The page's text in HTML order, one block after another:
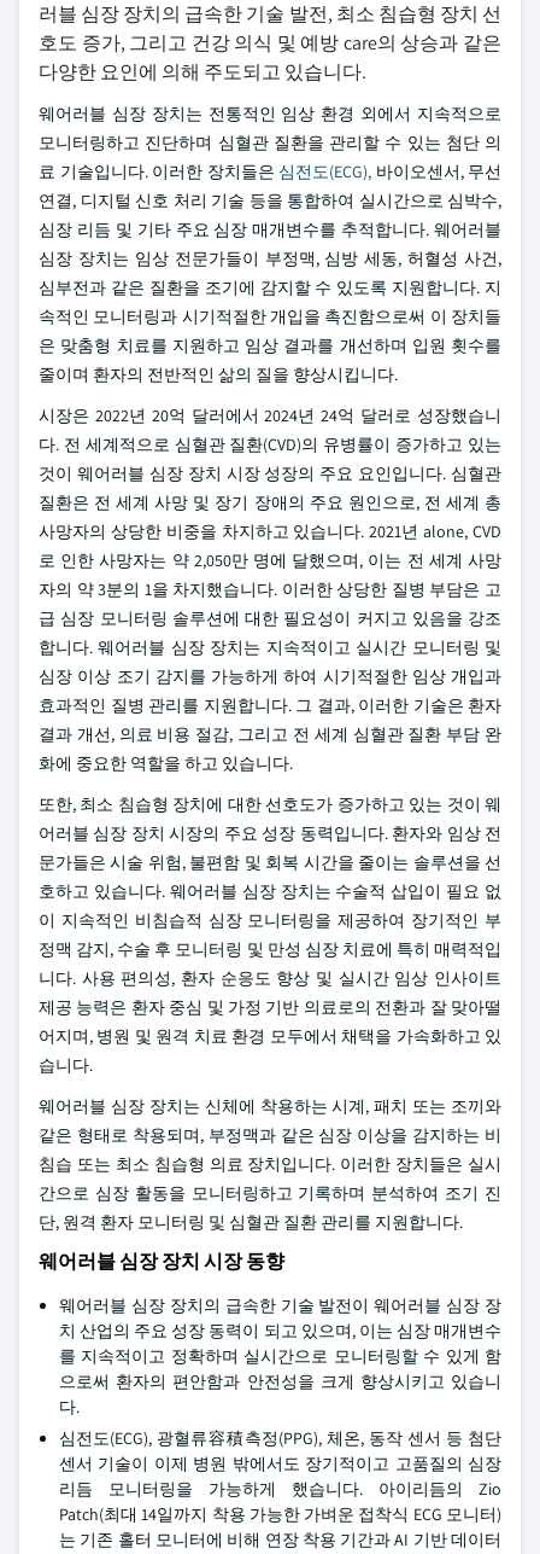
러블 심장 장치의 급속한 기술 발전, 최소 침습형 장치 선
호도 증가, 그리고 건강 의식 및 예방 care의 상승과 같은
다양한 요인에 의해 주도되고 있습니다.
웨어러블 심장 장치는 전통적인 임상 환경 외에서 지속적으로
모니터링하고 진단하며 심혈관 질환을 관리할 수 있는 첨단 의
료 기술입니다. 이러한 장치들은 심전도(ECG), 바이오센서, 무선
연결, 디지털 신호 처리 기술 등을 통합하여 실시간으로 심박수,
심장 리듬 및 기타 주요 심장 매개변수를 추적합니다. 웨어러블
심장 장치는 임상 전문가들이 부정맥, 심방 세동, 허혈성 사건,
심부전과 같은 질환을 조기에 감지할 수 있도록 지원합니다. 지
속적인 모니터링과 시기적절한 개입을 촉진함으로써 이 장치들
은 맞춤형 치료를 지원하고 임상 결과를 개선하며 입원 횟수를
줄이며 환자의 전반적인 삶의 질을 향상시킵니다.
시장은 2022년 20억 달러에서 2024년 24억 달러로 성장했습니
다. 전 세계적으로 심혈관 질환(CVD)의 유병률이 증가하고 있는
것이 웨어러블 심장 장치 시장 성장의 주요 요인입니다. 심혈관
질환은 전 세계 사망 및 장기 장애의 주요 원인으로, 전 세계 총
사망자의 상당한 비중을 차지하고 있습니다. 2021년 alone, CVD
로 인한 사망자는 약 2,050만 명에 달했으며, 이는 전 세계 사망
자의 약 3분의 1을 차지했습니다. 이러한 상당한 질병 부담은 고
급 심장 모니터링 솔루션에 대한 필요성이 커지고 있음을 강조
합니다. 웨어러블 심장 장치는 지속적이고 실시간 모니터링 및
심장 이상 조기 감지를 가능하게 하여 시기적절한 임상 개입과
효과적인 질병 관리를 지원합니다. 그 결과, 이러한 기술은 환자
결과 개선, 의료 비용 절감, 그리고 전 세계 심혈관 질환 부담 완
화에 중요한 역할을 하고 있습니다.
또한, 최소 침습형 장치에 대한 선호도가 증가하고 있는 것이 웨
어러블 심장 장치 시장의 주요 성장 동력입니다. 환자와 임상 전
문가들은 시술 위험, 불편함 및 회복 시간을 줄이는 솔루션을 선
호하고 있습니다. 웨어러블 심장 장치는 수술적 삽입이 필요 없
이 지속적인 비침습적 심장 모니터링을 제공하여 장기적인 부
정맥 감지, 수술 후 모니터링 및 만성 심장 치료에 특히 매력적입
니다. 사용 편의성, 환자 순응도 향상 및 실시간 임상 인사이트
제공 능력은 환자 중심 및 가정 기반 의료로의 전환과 잘 맞아떨
어지며, 병원 및 원격 치료 환경 모두에서 채택을 가속화하고 있
습니다.
웨어러블 심장 장치는 신체에 착용하는 시계, 패치 또는 조끼와
같은 형태로 착용되며, 부정맥과 같은 심장 이상을 감지하는 비
침습 또는 최소 침습형 의료 장치입니다. 이러한 장치들은 실시
간으로 심장 활동을 모니터링하고 기록하며 분석하여 조기 진
단, 원격 환자 모니터링 및 심혈관 질환 관리를 지원합니다.
웨어러블 심장 장치 시장 동향
웨어러블 심장 장치의 급속한 기술 발전이 웨어러블 심장 장
치 산업의 주요 성장 동력이 되고 있으며, 이는 심장 매개변수
를 지속적이고 정확하며 실시간으로 모니터링할 수 있게 함
으로써 환자의 편안함과 안전성을 크게 향상시키고 있습니
다.
심전도(ECG), 광혈류容積측정(PPG), 체온, 동작 센서 등 첨단
센서 기술이 이제 병원 밖에서도 장기적이고 고품질의 심장
리듬 모니터링을 가능하게 했습니다. 아이리듬의 Zio
Patch(최대 14일까지 착용 가능한 가벼운 접착식 ECG 모니터)
는 기존 홀터 모니터에 비해 연장 착용 기간과 AI 기반 데이터